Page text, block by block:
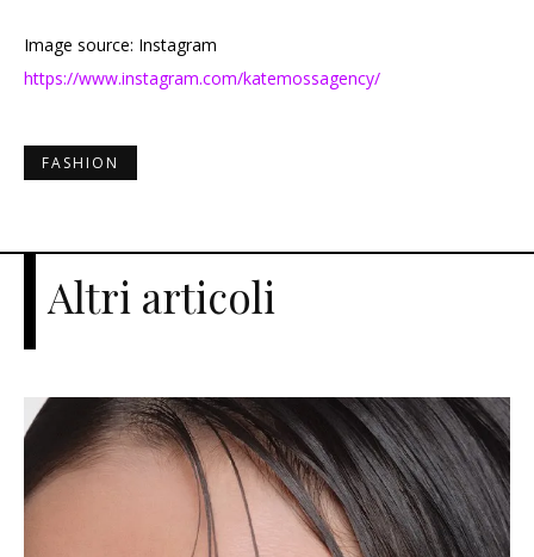
Image source: Instagram
https://www.instagram.com/katemossagency/
FASHION
Altri articoli